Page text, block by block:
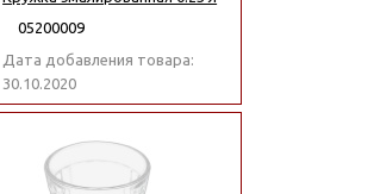
05200009
Дата добавления товара:
30.10.2020